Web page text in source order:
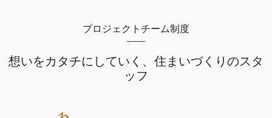
プロジェクトチーム制度
想いをカタチにしていく、 住まいづくりのスタ
ッフ